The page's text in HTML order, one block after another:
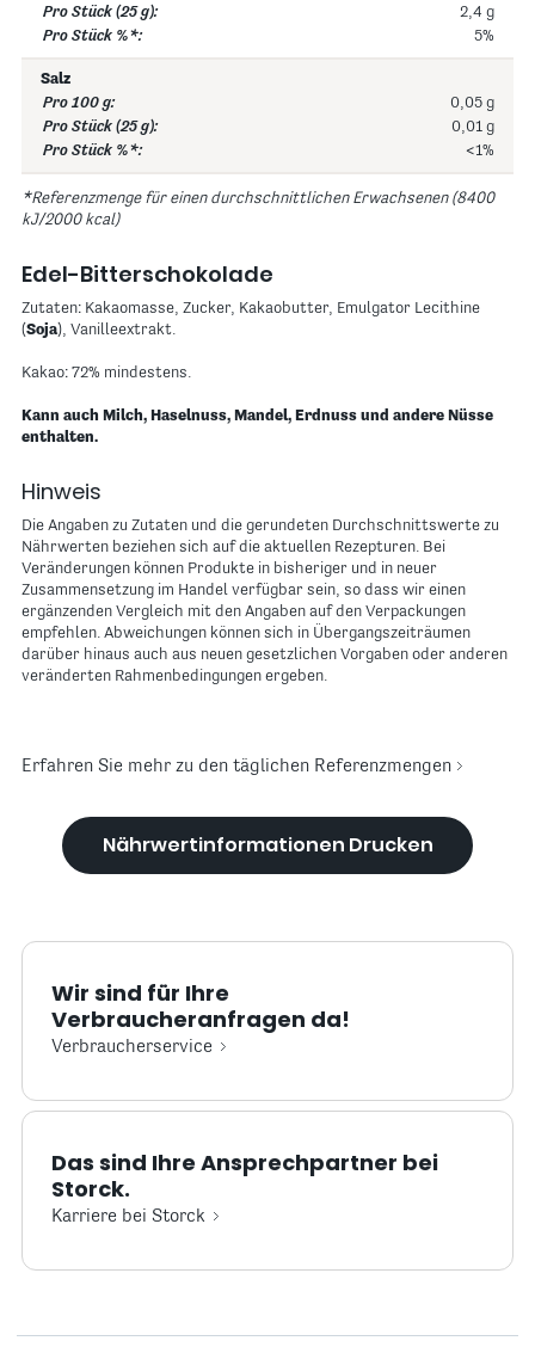
2,4 g
5%
Salz
0,05 g
0,01 g
<1%
*Referenzmenge für einen durchschnittlichen Erwachsenen (8400
kJ/2000 kcal)
Edel-Bitterschokolade
Zutaten: Kakaomasse, Zucker, Kakaobutter, Emulgator Lecithine
(Soja), Vanilleextrakt.
Kakao: 72% mindestens.
Kann auch Milch, Haselnuss, Mandel, Erdnuss und andere Nüsse
enthalten.
Hinweis
Die Angaben zu Zutaten und die gerundeten Durchschnittswerte zu
Nährwerten beziehen sich auf die aktuellen Rezepturen. Bei
Veränderungen können Produkte in bisheriger und in neuer
Zusammensetzung im Handel verfügbar sein, so dass wir einen
ergänzenden Vergleich mit den Angaben auf den Verpackungen
empfehlen. Abweichungen können sich in Übergangszeiträumen
darüber hinaus auch aus neuen gesetzlichen Vorgaben oder anderen
veränderten Rahmenbedingungen ergeben.
Erfahren Sie mehr zu den täglichen Referenzmengen
Nährwertinformationen Drucken
Wir sind für Ihre
Verbraucheranfragen da!
Verbraucherservice
Das sind Ihre Ansprechpartner bei
Storck.
Karriere bei Storck